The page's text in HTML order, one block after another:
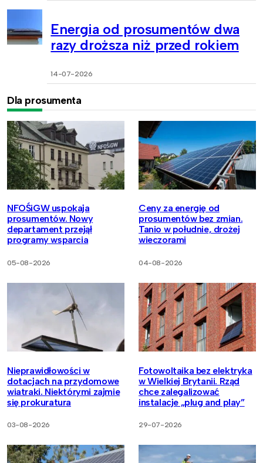
Energia od prosumentów dwa
razy droższa niż przed rokiem
14-07-2026
Dla prosumenta
NFOŚiGW uspokaja
prosumentów. Nowy
departament przejął
programy wsparcia
05-08-2026
Ceny za energię od
prosumentów bez zmian.
Tanio w południe, drożej
wieczorami
04-08-2026
Nieprawidłowości w
dotacjach na przydomowe
wiatraki. Niektórymi zajmie
się prokuratura
03-08-2026
Fotowoltaika bez elektryka
w Wielkiej Brytanii. Rząd
chce zalegalizować
instalacje „plug and play”
29-07-2026